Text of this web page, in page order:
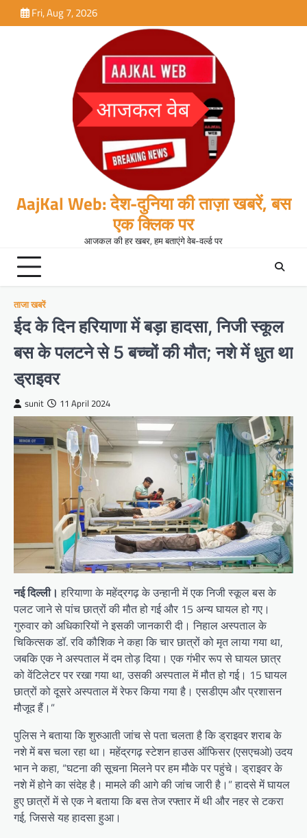
to
Fri, Aug 7, 2026
AajKal Web: देश-दुनिया की ताज़ा खबरें, बस
एक क्लिक पर
आजकल की हर खबर, हम बताएंगे वेब-वर्ल्ड पर
ताजा खबरें
ईद के दिन हरियाणा में बड़ा हादसा, निजी स्कूल
बस के पलटने से 5 बच्चों की मौत; नशे में धुत था
ड्राइवर
sunit 11 April 2024
नई दिल्ली। हरियाणा के महेंद्रगढ़ के उन्हानी में एक निजी स्कूल बस के
पलट जाने से पांच छात्रों की मौत हो गई और 15 अन्य घायल हो गए।
गुरुवार को अधिकारियों ने इसकी जानकारी दी। निहाल अस्पताल के
चिकित्सक डॉ. रवि कौशिक ने कहा कि चार छात्रों को मृत लाया गया था,
जबकि एक ने अस्पताल में दम तोड़ दिया। एक गंभीर रूप से घायल छात्र
को वेंटिलेटर पर रखा गया था, उसकी अस्पताल में मौत हो गई। 15 घायल
छात्रों को दूसरे अस्पताल में रेफर किया गया है। एसडीएम और प्रशासन
मौजूद हैं।”
पुलिस ने बताया कि शुरुआती जांच से पता चलता है कि ड्राइवर शराब के
नशे में बस चला रहा था। महेंद्रगढ़ स्टेशन हाउस ऑफिसर (एसएचओ) उदय
भान ने कहा, “घटना की सूचना मिलने पर हम मौके पर पहुंचे। ड्राइवर के
नशे में होने का संदेह है। मामले की आगे की जांच जारी है।” हादसे में घायल
हुए छात्रों में से एक ने बताया कि बस तेज रफ्तार में थी और नहर से टकरा
गई, जिससे यह हादसा हुआ।